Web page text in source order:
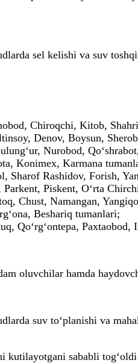
sel kelishi va suv
Chiroqchi, Kitob,
Denov, Boysun,
Nurobod,
Konimex, Karmana
Rashidov, Forish,
Piskent, O‘rta
Chust, Namangan,
Beshariq tumanlari;
Qo‘rg‘ontepa, Paxtaobod,
oluvchilar hamda
suv to‘planishi va
sababli